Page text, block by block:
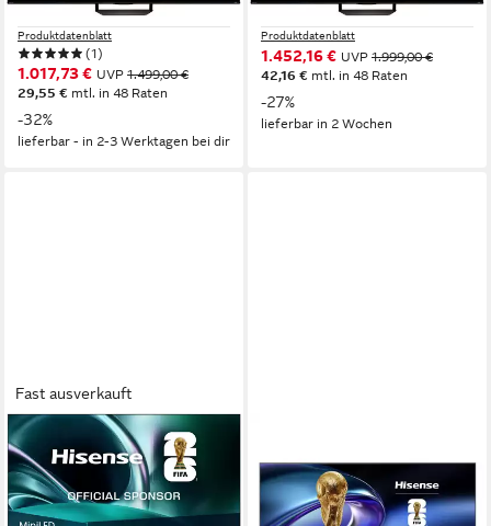
4K Ultra HD Auflösung
Produktdatenblatt
(1)
1.017,73 € UVP 1.499,00 €
29,55 € mtl. in 48 Raten
-32%
lieferbar - in 2-3 Werktagen bei dir
4K Ultra HD Auflösung
Produktdatenblatt
1.452,16 € UVP 1.999,00 €
42,16 € mtl. in 48 Raten
-27%
lieferbar in 2 Wochen
Fast ausverkauft
HISENSE
50U7Q QLED Mini LED-
Fernseher
126 cm/50 Zoll Diagonale
75E8Q Mini-LED-Fernseher
ULED Mini LED Bildschirmtechnologie
4K Ultra HD Auflösung